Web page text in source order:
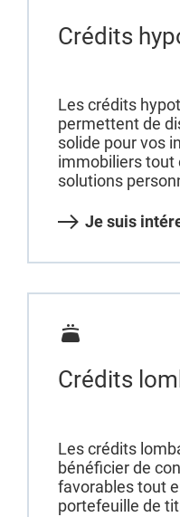
Crédits
Les crédits
permettent de
solide pour vos
immobiliers tout
solutions
Je suis
Crédits
Les crédits
bénéficier de
favorables tout
portefeuille de